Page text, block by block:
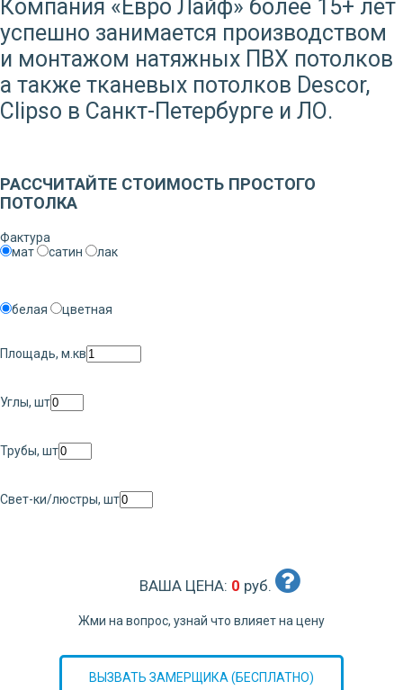
Компания «Евро Лайф» более 15+ лет
успешно занимается производством
и монтажом натяжных ПВХ потолков
а также тканевых потолков Descor,
Clipso в Санкт-Петербурге и ЛО.
РАССЧИТАЙТЕ СТОИМОСТЬ ПРОСТОГО
ПОТОЛКА
Фактура
мат
сатин лак
белая цветная
Площадь, м.кв
Углы, шт
Трубы, шт
Свет-ки/люстры, шт
ВАША ЦЕНА: 0 руб.
Жми на вопрос, узнай что влияет на цену
ВЫЗВАТЬ ЗАМЕРЩИКА (БЕСПЛАТНО)